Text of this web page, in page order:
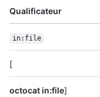
Qualificateur
in:file
[
octocat in:file]